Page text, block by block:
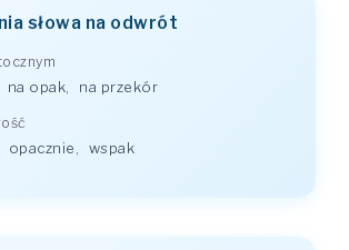
słowa na odwrót
na opak na przekór
opacznie wspak